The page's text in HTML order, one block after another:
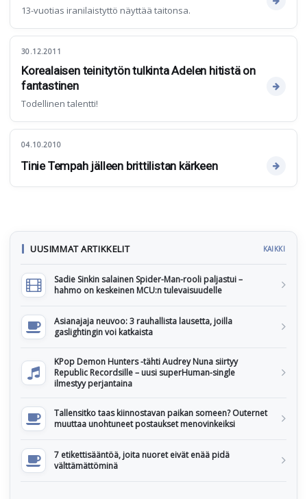
13-vuotias iranilaistyttö näyttää taitonsa.
30.12.2011
Korealaisen teinitytön tulkinta Adelen hitistä on
fantastinen
Todellinen talentti!
04.10.2010
Tinie Tempah jälleen brittilistan kärkeen
UUSIMMAT ARTIKKELIT KAIKKI
Sadie Sinkin salainen Spider-Man-rooli paljastui –
hahmo on keskeinen MCU:n tulevaisuudelle
Asianajaja neuvoo: 3 rauhallista lausetta, joilla
gaslightingin voi katkaista
KPop Demon Hunters -tähti Audrey Nuna siirtyy
Republic Recordsille – uusi superHuman-single
ilmestyy perjantaina
Tallensitko taas kiinnostavan paikan someen? Outernet
muuttaa unohtuneet postaukset menovinkeiksi
7 etikettisääntöä, joita nuoret eivät enää pidä
välttämättöminä